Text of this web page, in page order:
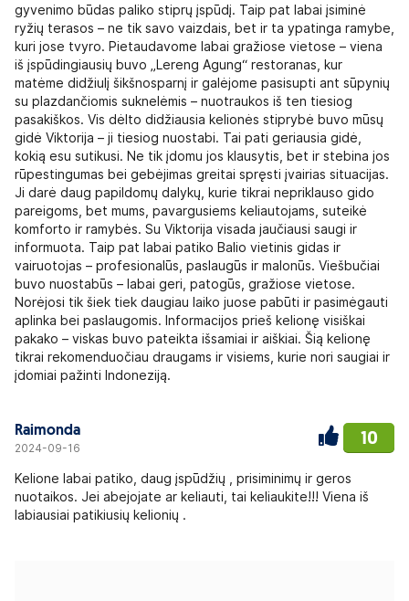
gyvenimo būdas paliko stiprų įspūdį. Taip pat labai įsiminė
ryžių terasos – ne tik savo vaizdais, bet ir ta ypatinga ramybe,
kuri jose tvyro. Pietaudavome labai gražiose vietose – viena
iš įspūdingiausių buvo „Lereng Agung“ restoranas, kur
matėme didžiulį šikšnosparnį ir galėjome pasisupti ant sūpynių
su plazdančiomis suknelėmis – nuotraukos iš ten tiesiog
pasakiškos. Vis dėlto didžiausia kelionės stiprybė buvo mūsų
gidė Viktorija – ji tiesiog nuostabi. Tai pati geriausia gidė,
kokią esu sutikusi. Ne tik įdomu jos klausytis, bet ir stebina jos
rūpestingumas bei gebėjimas greitai spręsti įvairias situacijas.
Ji darė daug papildomų dalykų, kurie tikrai nepriklauso gido
pareigoms, bet mums, pavargusiems keliautojams, suteikė
komforto ir ramybės. Su Viktorija visada jaučiausi saugi ir
informuota. Taip pat labai patiko Balio vietinis gidas ir
vairuotojas – profesionalūs, paslaugūs ir malonūs. Viešbučiai
buvo nuostabūs – labai geri, patogūs, gražiose vietose.
Norėjosi tik šiek tiek daugiau laiko juose pabūti ir pasimėgauti
aplinka bei paslaugomis. Informacijos prieš kelionę visiškai
pakako – viskas buvo pateikta išsamiai ir aiškiai. Šią kelionę
tikrai rekomenduočiau draugams ir visiems, kurie nori saugiai ir
įdomiai pažinti Indoneziją.
Raimonda
2024-09-16 10
Kelione labai patiko, daug įspūdžių , prisiminimų ir geros
nuotaikos. Jei abejojate ar keliauti, tai keliaukite!!! Viena iš
labiausiai patikiusių kelionių .